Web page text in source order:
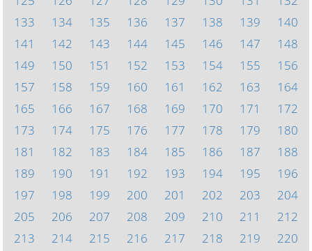
133
134 135 136 137 138 139
140
141
142 143 144 145 146 147
148
149
150 151 152 153 154 155
156
157
158 159 160 161 162 163
164
165
166 167 168 169 170 171
172
173
174 175 176 177 178 179
180
181
182 183 184 185 186 187
188
189
190 191 192 193 194 195
196
197
198 199 200 201 202 203
204
205
206 207 208 209 210 211
212
213
214 215 216 217 218 219
220